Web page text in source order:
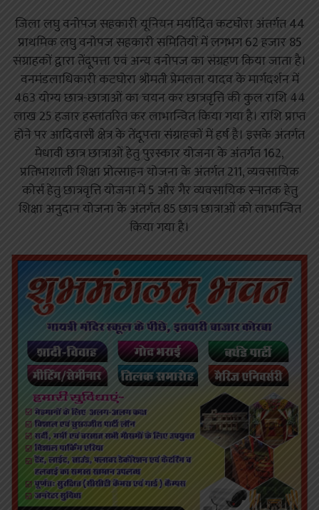
जिला लघु वनोपज सहकारी यूनियन मर्यादित कटघोरा अंतर्गत 44
प्राथमिक लघु वनोपज सहकारी समितियों में लगभग 62 हजार 85
संग्राहकों द्वारा तेंदूपत्ता एवं अन्य वनोपज का संग्रहण किया जाता है।
वनमंडलाधिकारी कटघोरा श्रीमती प्रेमलता यादव के मार्गदर्शन में
463 योग्य छात्र-छात्राओं का चयन कर छात्रवृत्ति की कुल राशि 44
लाख 25 हजार हस्तांतरित कर लाभान्वित किया गया है। राशि प्राप्त
होने पर आदिवासी क्षेत्र के तेंदूपत्ता संग्राहकों में हर्ष है। इसके अंतर्गत
मेधावी छात्र छात्राओं हेतु पुरस्कार योजना के अंतर्गत 162,
प्रतिभाशाली शिक्षा प्रोत्साहन योजना के अंतर्गत 211, व्यवसायिक
कोर्स हेतु छात्रवृत्ति योजना में 5 और गैर व्यवसायिक स्नातक हेतु
शिक्षा अनुदान योजना के अंतर्गत 85 छात्र छात्राओं को लाभान्वित
किया गया है।